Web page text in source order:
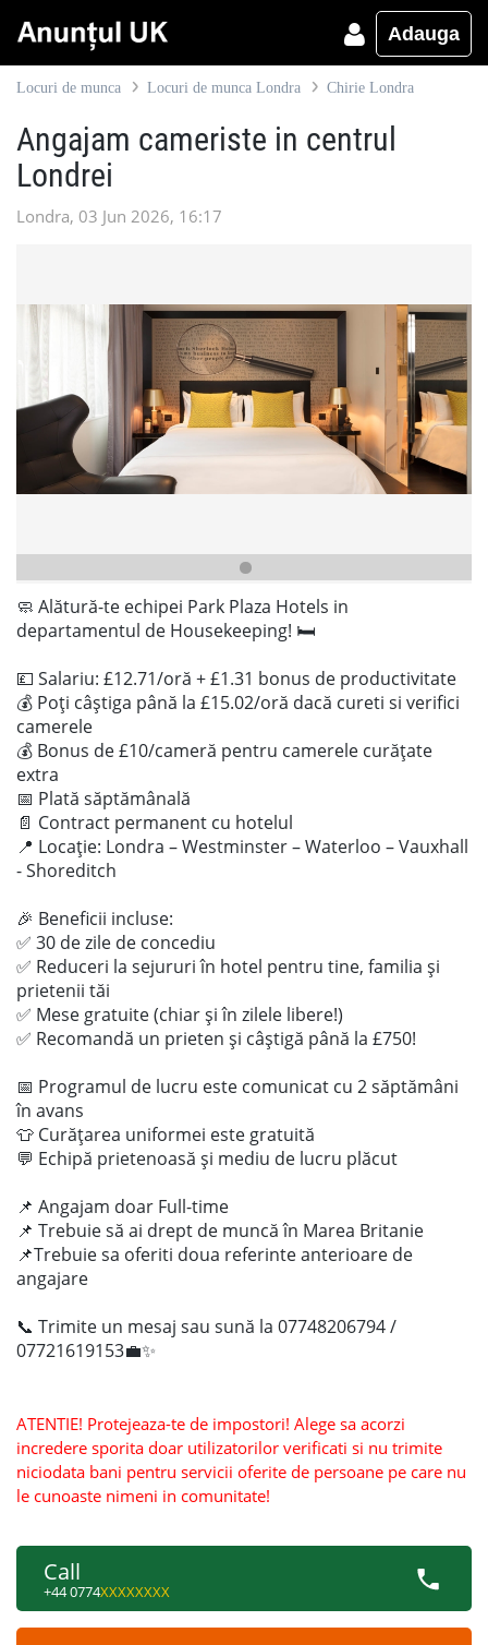
Adauga
Locuri de munca Locuri de munca Londra Chirie Londra
Angajam cameriste in centrul
Londrei
Londra, 03 Jun 2026, 16:17
🧼 Alătură-te echipei Park Plaza Hotels in
departamentul de Housekeeping! 🛏️
💷 Salariu: £12.71/oră + £1.31 bonus de productivitate
💰 Poți câștiga până la £15.02/oră dacă cureti si verifici
camerele
💰 Bonus de £10/cameră pentru camerele curățate
extra
📅 Plată săptămânală
📄 Contract permanent cu hotelul
📍 Locație: Londra – Westminster – Waterloo – Vauxhall
- Shoreditch
🎉 Beneficii incluse:
✅ 30 de zile de concediu
✅ Reduceri la sejururi în hotel pentru tine, familia și
prietenii tăi
✅ Mese gratuite (chiar și în zilele libere!)
✅ Recomandă un prieten și câștigă până la £750!
📅 Programul de lucru este comunicat cu 2 săptămâni
în avans
👕 Curățarea uniformei este gratuită
💬 Echipă prietenoasă și mediu de lucru plăcut
📌 Angajam doar Full-time
📌 Trebuie să ai drept de muncă în Marea Britanie
📌Trebuie sa oferiti doua referinte anterioare de
angajare
📞 Trimite un mesaj sau sună la 07748206794 /
07721619153💼✨
ATENTIE! Protejeaza-te de impostori! Alege sa acorzi
incredere sporita doar utilizatorilor verificati si nu trimite
niciodata bani pentru servicii oferite de persoane pe care nu
le cunoaste nimeni in comunitate!
Call
+44 0774XXXXXXXX